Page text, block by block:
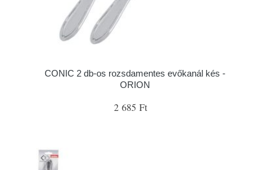
CONIC 2 db-os rozsdamentes evőkanál kés -
ORION
2 685 Ft